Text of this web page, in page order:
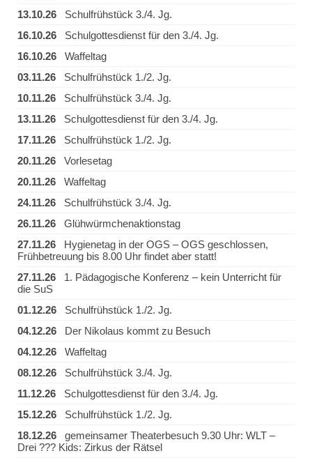
13.10.26 Schulfrühstück 3./4. Jg.
16.10.26 Schulgottesdienst für den 3./4. Jg.
16.10.26 Waffeltag
03.11.26 Schulfrühstück 1./2. Jg.
10.11.26 Schulfrühstück 3./4. Jg.
13.11.26 Schulgottesdienst für den 3./4. Jg.
17.11.26 Schulfrühstück 1./2. Jg.
20.11.26 Vorlesetag
20.11.26 Waffeltag
24.11.26 Schulfrühstück 3./4. Jg.
26.11.26 Glühwürmchenaktionstag
27.11.26 Hygienetag in der OGS – OGS geschlossen,
Frühbetreuung bis 8.00 Uhr findet aber statt!
27.11.26 1. Pädagogische Konferenz – kein Unterricht für
die SuS
01.12.26 Schulfrühstück 1./2. Jg.
04.12.26 Der Nikolaus kommt zu Besuch
04.12.26 Waffeltag
08.12.26 Schulfrühstück 3./4. Jg.
11.12.26 Schulgottesdienst für den 3./4. Jg.
15.12.26 Schulfrühstück 1./2. Jg.
18.12.26 gemeinsamer Theaterbesuch 9.30 Uhr: WLT –
Drei ??? Kids: Zirkus der Rätsel